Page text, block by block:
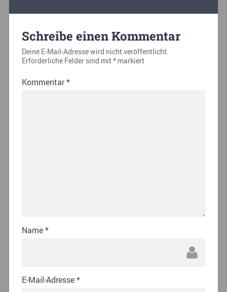
Schreibe einen Kommentar
Deine E-Mail-Adresse wird nicht veröffentlicht.
Erforderliche Felder sind mit*markiert
Kommentar*
Name*
E-Mail-Adresse*